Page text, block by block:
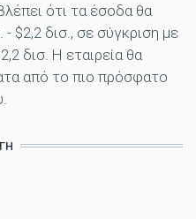
ότι τα έσοδα θα
- $2,2 δισ., σε σύγκριση με
δισ. Η εταιρεία θα
από το πιο πρόσφατο